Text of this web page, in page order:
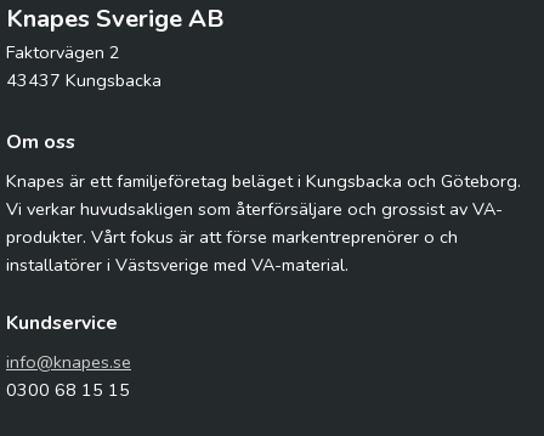
Knapes Sverige AB
Faktorvägen 2
43437 Kungsbacka
Om oss
Knapes är ett familjeföretag beläget i Kungsbacka och Göteborg.
Vi verkar huvudsakligen som återförsäljare och grossist av VA-
produkter. Vårt fokus är att förse markentreprenörer o ch
installatörer i Västsverige med VA-material.
Kundservice
info@knapes.se
0300 68 15 15